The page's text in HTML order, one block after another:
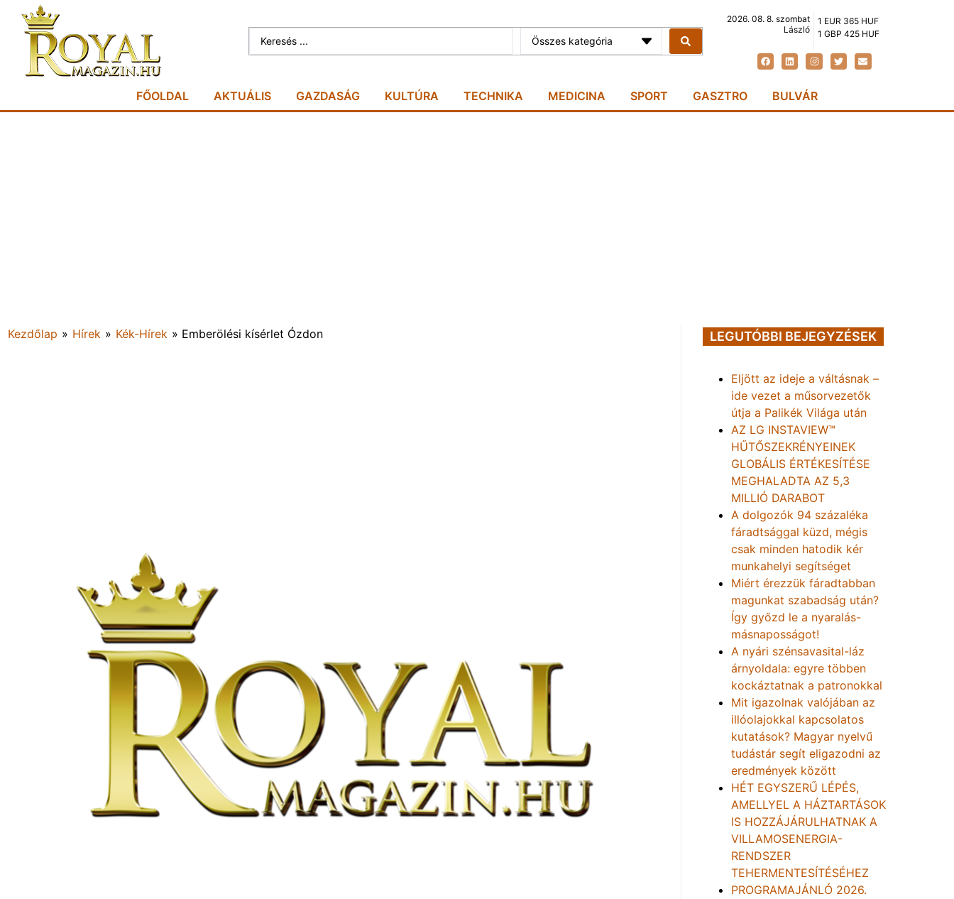
Összes kategória
2026. 08. 8. szombat
László
1 EUR 365 HUF
1 GBP 425 HUF
FŐOLDAL AKTUÁLIS GAZDASÁG KULTÚRA TECHNIKA MEDICINA SPORT GASZTRO BULVÁR
Kezdőlap » Hírek » Kék-Hírek » Emberölési kísérlet Ózdon LEGUTÓBBI BEJEGYZÉSEK
Eljött az ideje a váltásnak –
ide vezet a műsorvezetők
útja a Palikék Világa után
AZ LG INSTAVIEW™
HŰTŐSZEKRÉNYEINEK
GLOBÁLIS ÉRTÉKESÍTÉSE
MEGHALADTA AZ 5,3
MILLIÓ DARABOT
A dolgozók 94 százaléka
fáradtsággal küzd, mégis
csak minden hatodik kér
munkahelyi segítséget
Miért érezzük fáradtabban
magunkat szabadság után?
Így győzd le a nyaralás-
másnaposságot!
A nyári szénsavasital-láz
árnyoldala: egyre többen
kockáztatnak a patronokkal
Mit igazolnak valójában az
illóolajokkal kapcsolatos
kutatások? Magyar nyelvű
tudástár segít eligazodni az
eredmények között
HÉT EGYSZERŰ LÉPÉS,
AMELLYEL A HÁZTARTÁSOK
IS HOZZÁJÁRULHATNAK A
VILLAMOSENERGIA-
RENDSZER
TEHERMENTESÍTÉSÉHEZ
PROGRAMAJÁNLÓ 2026.